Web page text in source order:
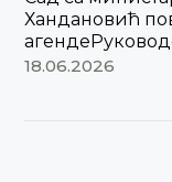
Хандановић
18.06.2026